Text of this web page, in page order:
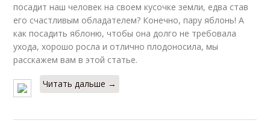
посадит наш человек на своем кусочке земли, едва став
его счастливым обладателем? Конечно, пару яблонь! А
как посадить яблоню, чтобы она долго не требовала
ухода, хорошо росла и отлично плодоносила, мы
расскажем вам в этой статье.
Читать дальше →